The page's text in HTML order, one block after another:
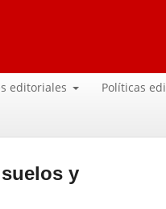
editoriales Políticas
y